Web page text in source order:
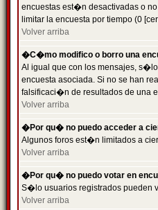
encuestas est�n desactivadas o
limitar la encuesta por tiempo (0
Volver arriba
�C�mo modifico o borro una
Al igual que con los mensajes,
encuesta asociada. Si no se han
falsificaci�n de resultados de una
Volver arriba
�Por qu� no puedo acceder a
Algunos foros est�n limitados a
Volver arriba
�Por qu� no puedo votar en
S�lo usuarios registrados pueden
Volver arriba